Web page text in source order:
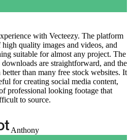
with Vecteezy. The platform
high quality images and videos, and
suitable for almost any project. The
are straightforward, and the
than many free stock websites. It
for creating social media content,
professional looking footage that
to source.
Anthony